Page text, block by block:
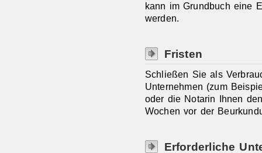
kann im Grundbuch eine
werden.
Fristen
Schließen Sie als
Unternehmen (zum
oder die Notarin Ihnen
Wochen vor der
Erforderliche